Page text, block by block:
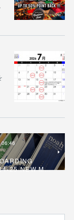
06:46
25 NEW M…